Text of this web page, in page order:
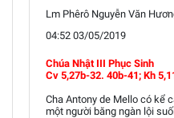
Lm Phêrô Nguyễn Văn
04:52 03/05/2019
Chúa Nhật III Phục Sinh
Cv 5,27b-32. 40b-41; Kh
Cha Antony de Mello có kể
một người băng ngàn lội